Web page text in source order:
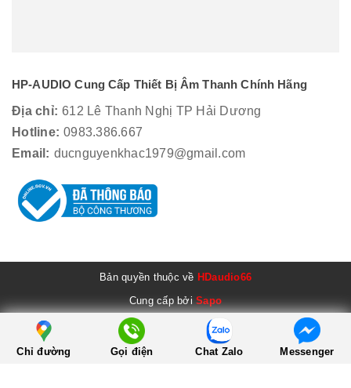
HP-AUDIO Cung Cấp Thiết Bị Âm Thanh Chính Hãng
Địa chỉ: 612 Lê Thanh Nghị TP Hải Dương
Hotline: 0983.386.667
Email: ducnguyenkhac1979@gmail.com
Bản quyền thuộc về HDaudio66
Cung cấp bởiSapo
Chỉ đường Gọi điện Chat Zalo Messenger